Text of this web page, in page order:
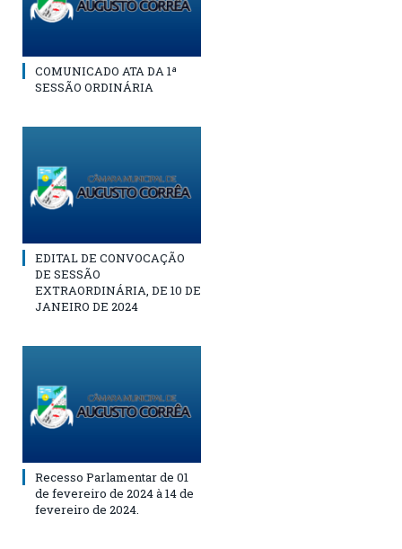
COMUNICADO ATA DA 1ª
SESSÃO ORDINÁRIA
EDITAL DE CONVOCAÇÃO
DE SESSÃO
EXTRAORDINÁRIA, DE 10 DE
JANEIRO DE 2024
Recesso Parlamentar de 01
de fevereiro de 2024 à 14 de
fevereiro de 2024.